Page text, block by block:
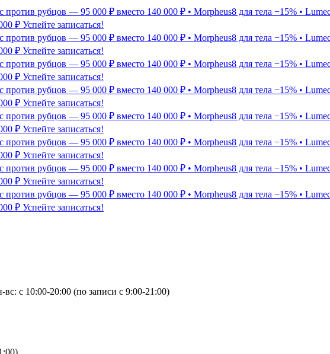
рубцов — 95 000 ₽ вместо 140 000 ₽ • Morpheus8 для тела −15% •
₽ Успейте записаться!
рубцов — 95 000 ₽ вместо 140 000 ₽ • Morpheus8 для тела −15% •
₽ Успейте записаться!
рубцов — 95 000 ₽ вместо 140 000 ₽ • Morpheus8 для тела −15% •
₽ Успейте записаться!
рубцов — 95 000 ₽ вместо 140 000 ₽ • Morpheus8 для тела −15% •
₽ Успейте записаться!
рубцов — 95 000 ₽ вместо 140 000 ₽ • Morpheus8 для тела −15% •
₽ Успейте записаться!
рубцов — 95 000 ₽ вместо 140 000 ₽ • Morpheus8 для тела −15% •
₽ Успейте записаться!
рубцов — 95 000 ₽ вместо 140 000 ₽ • Morpheus8 для тела −15% •
₽ Успейте записаться!
рубцов — 95 000 ₽ вместо 140 000 ₽ • Morpheus8 для тела −15% •
₽ Успейте записаться!
вс: с 10:00-20:00 (по записи с 9:00-21:00)